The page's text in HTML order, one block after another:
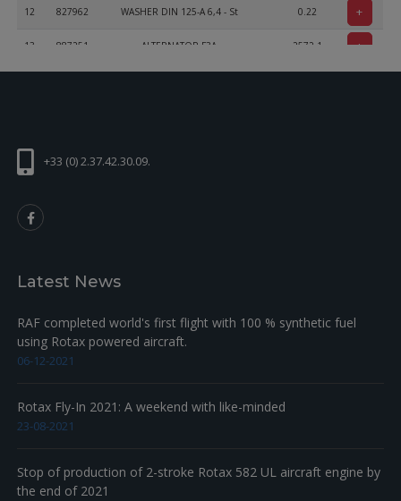
12 827962 WASHER DIN 125-A 6,4 - St 0.22 +
13 887251 ALTERNATOR F3A 2572.1 +
16
18
20 864011 FASTON CONNECTOR 6,3X0,8
21 265255 CONNECTOR HOUSING 2-POLE 7.72
+33 (0) 2.37.42.30.09.
Latest News
RAF completed world's first flight with 100 % synthetic fuel
using Rotax powered aircraft.
06-12-2021
Rotax Fly-In 2021: A weekend with like-minded
23-08-2021
Stop of production of 2-stroke Rotax 582 UL aircraft engine by
the end of 2021